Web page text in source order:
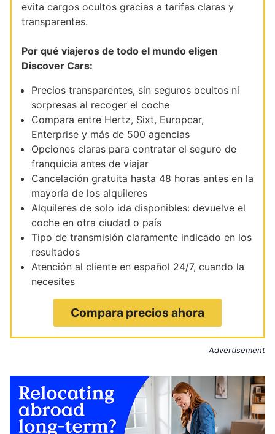
evita cargos ocultos gracias a tarifas claras y
transparentes.
Por qué viajeros de todo el mundo eligen
Discover Cars:
Precios transparentes, sin seguros ocultos ni
sorpresas al recoger el coche
Compara entre Hertz, Sixt, Europcar,
Enterprise y más de 500 agencias
Opciones claras para contratar el seguro de
franquicia antes de viajar
Cancelación gratuita hasta 48 horas antes en la
mayoría de los alquileres
Alquileres de solo ida disponibles: devuelve el
coche en otra ciudad o país
Tipo de transmisión claramente indicado en los
resultados
Atención al cliente en español 24/7, cuando la
necesites
Compara precios ahora
Advertisement